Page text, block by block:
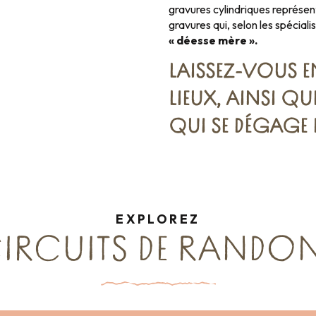
gravures cylindriques
gravures qui, selon les
« déesse mère ».
LAISSEZ-VOUS
LIEUX, AINSI
QUI SE DÉGAGE
EXPLOREZ
DE